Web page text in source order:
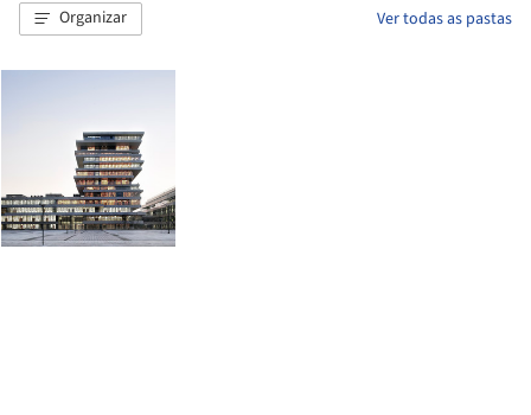
Organizar Ver todas as pastas